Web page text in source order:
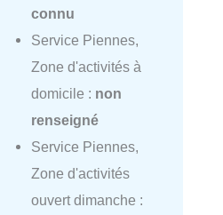
connu
Service Piennes,
Zone d'activités à
domicile : non
renseigné
Service Piennes,
Zone d'activités
ouvert dimanche :